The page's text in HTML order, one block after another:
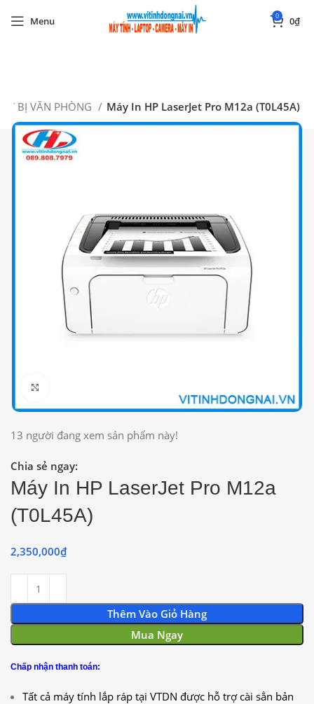
Menu 0 0₫
BỊ VĂN PHÒNG Máy In HP LaserJet Pro M12a (T0L45A)
13 người đang xem sản phẩm này!
Chia sẻ ngay:
Máy In HP LaserJet Pro M12a
(T0L45A)
2,350,000₫
Thêm Vào Giỏ Hàng
Mua Ngay
Chấp nhận thanh toán:
Tất cả máy tính lắp ráp tại VTDN được hỗ trợ cài sẳn bản